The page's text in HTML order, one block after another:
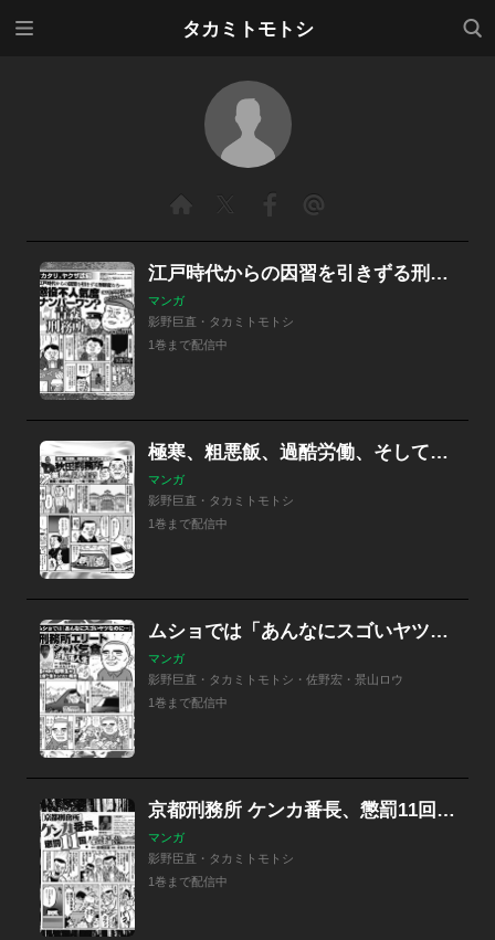
タカミトモトシ
検索
江戸時代からの因習を引きずる刑務官たち…懲役不人気度ナンバー１ 青森刑務所の実態
マンガ
影野巨直・タカミトモトシ
1巻まで配信中
極寒、粗悪飯、過酷労働、そして孤独死…秋田刑務所“厳しき”囚人生活
マンガ
影野巨直・タカミトモトシ
1巻まで配信中
ムショでは「あんなにスゴいヤツなのに…」刑務所エリートシャバ乞食/さらば仲間よっ！医療刑務所で死亡した囚人たち
マンガ
影野巨直・タカミトモトシ・佐野宏・景山ロウ
1巻まで配信中
京都刑務所 ケンカ番長、懲罰11回 人生を変えた本との出会い
マンガ
影野臣直・タカミトモトシ
1巻まで配信中